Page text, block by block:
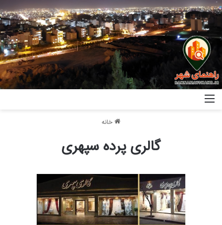
خانه
گالری پرده سپهری